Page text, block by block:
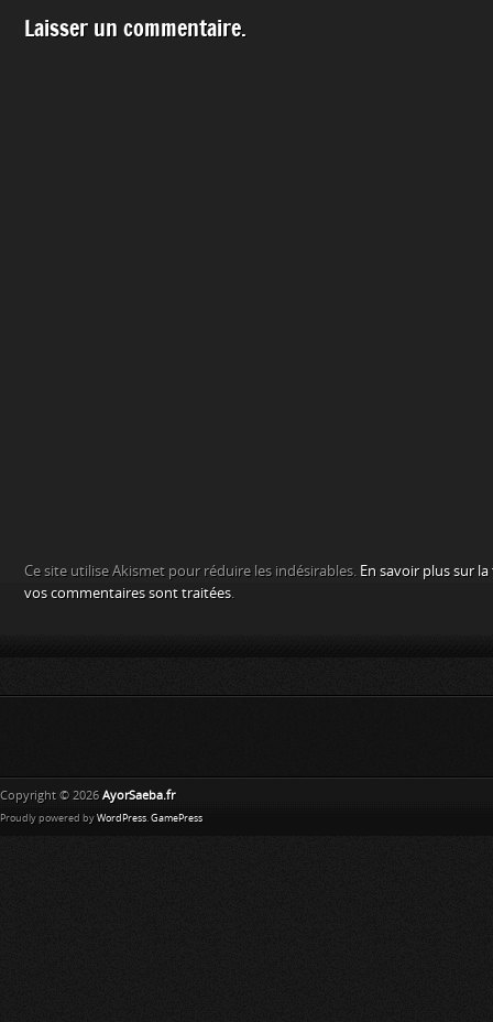
Laisser un commentaire.
Ce site utilise Akismet pour réduire les indésirables. En savoir plus sur
vos commentaires sont traitées.
Copyright © 2026 AyorSaeba.fr
Proudly powered by WordPress. GamePress